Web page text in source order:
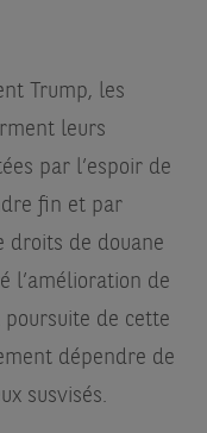
Trump, les
leurs
par l’espoir de
fin et par
droits de douane
l’amélioration de
poursuite de cette
dépendre de
susvisés.